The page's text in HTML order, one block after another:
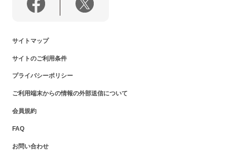
サイトマップ
サイトのご利用条件
プライバシーポリシー
ご利用端末からの情報の外部送信について
会員規約
FAQ
お問い合わせ